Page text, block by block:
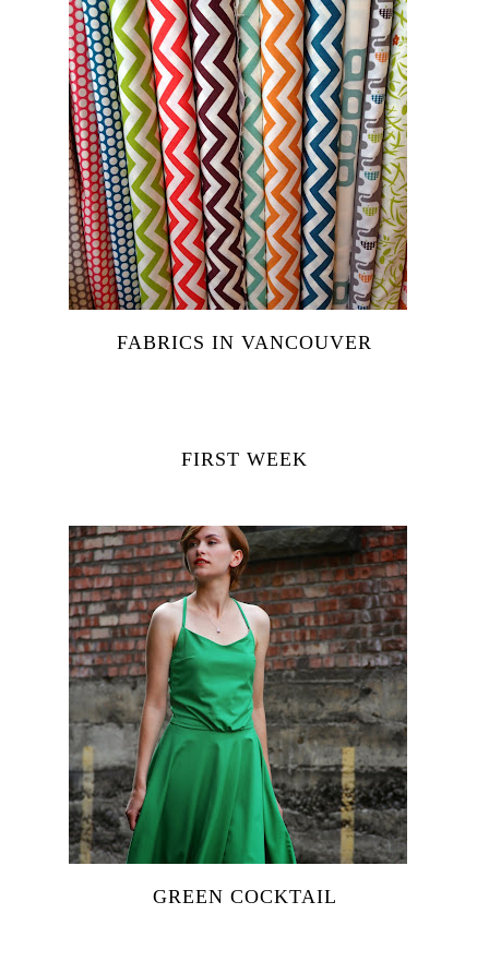
FABRICS IN VANCOUVER
FIRST WEEK
GREEN COCKTAIL